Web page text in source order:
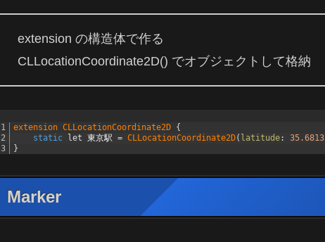
extension の構造体で作る
CLLocationCoordinate2D() でオブジェクトして格納
1
2
3
extension CLLocationCoordinate2D {
static let 東京駅 = CLLocationCoordinate2D( latitude : 35.6813
}
Marker